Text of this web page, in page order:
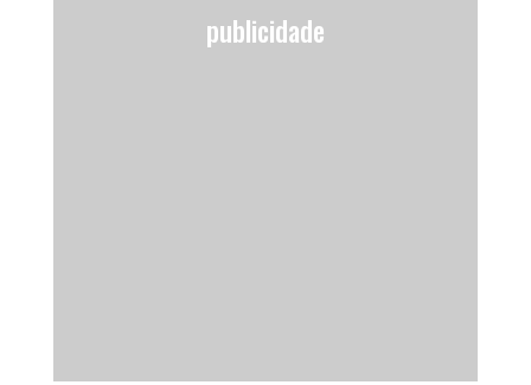
publicidade